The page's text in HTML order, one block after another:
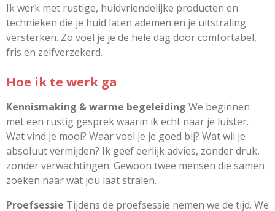
Ik werk met rustige, huidvriendelijke producten en
technieken die je huid laten ademen en je uitstraling
versterken. Zo voel je je de hele dag door comfortabel,
fris en zelfverzekerd.
Hoe ik te werk ga
Kennismaking & warme begeleiding We beginnen
met een rustig gesprek waarin ik echt naar je luister.
Wat vind je mooi? Waar voel je je goed bij? Wat wil je
absoluut vermijden? Ik geef eerlijk advies, zonder druk,
zonder verwachtingen. Gewoon twee mensen die samen
zoeken naar wat jou laat stralen.
Proefsessie Tijdens de proefsessie nemen we de tijd. We